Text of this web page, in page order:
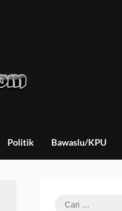
Politik Bawaslu/KPU
Cari